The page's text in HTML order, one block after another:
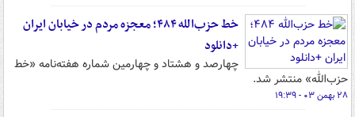
خط حزب‌الله ۴۸۴؛ معجزه مردم در خیابان ایران
+دانلود
چهارصد و هشتاد و چهارمین شماره‌ هفته‌نامه‌ «خط
حزب‌الله» منتشر شد.
۲۸ بهمن ۰۳ - ۱۹:۳۹